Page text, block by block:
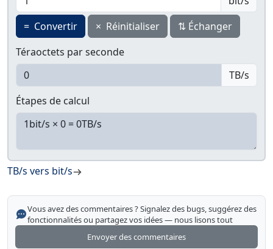
= Convertir × Réinitialiser ⇅ Échanger
Téraoctets par seconde
TB/s
Étapes de calcul
TB/s vers bit/s
Vous avez des commentaires ? Signalez des bugs, suggérez des
fonctionnalités ou partagez vos idées — nous lisons tout
Envoyer des commentaires